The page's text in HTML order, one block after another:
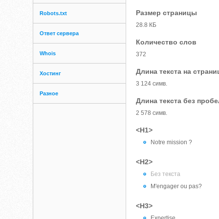
Robots.txt
Ответ сервера
Whois
Хостинг
Разное
Размер страницы
28.8 КБ
Количество слов
372
Длина текста на
3 124 симв.
Длина текста без
2 578 симв.
<H1>
Notre mission ?
<H2>
Без текста
M'engager ou pas?
<H3>